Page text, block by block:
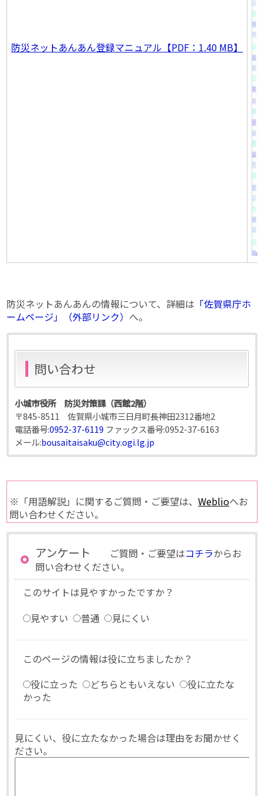
防災ネットあんあん登録マニュアル 【PDF：1.40 MB】
防災ネットあんあんの情報について、詳細は 「佐賀県庁ホ
ームページ」（外部リンク） へ。
問い合わせ
小城市役所 防災対策課（西館2階）
〒845-8511 佐賀県小城市三日月町長神田2312番地2
電話番号:0952-37-6119 ファックス番号:0952-37-6163
メール:bousaitaisaku@city.ogi.lg.jp
※「用語解説」に関するご質問・ご要望は、Weblioへお
問い合わせください。
アンケート ご質問・ご要望はコチラからお
問い合わせください。
このサイトは見やすかったですか？
見やすい
普通 見にくい
このページの情報は役に立ちましたか？
役に立った
どちらともいえない
役に立たな
かった
見にくい、役に立たなかった場合は理由をお聞かせく
ださい。